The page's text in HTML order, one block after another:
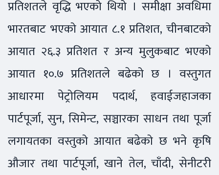
प्रतिशतले वृद्धि भएको थियो । समीक्षा अवधिमा
भारतबाट भएको आयात ८.१ प्रतिशत, चीनबाटको
आयात २६.३ प्रतिशत र अन्य मुलुकबाट भएको
आयात १०.७ प्रतिशतले बढेको छ । वस्तुगत
आधारमा पेट्रोलियम पदार्थ, हवाईजहाजका
पार्टपूर्जा, सुन, सिमेन्ट, सञ्चारका साधन तथा पूर्जा
लगायतका वस्तुको आयात बढेको छ भने कृषि
औजार तथा पार्टपूर्जा, खाने तेल, चाँदी, सेनीटरी